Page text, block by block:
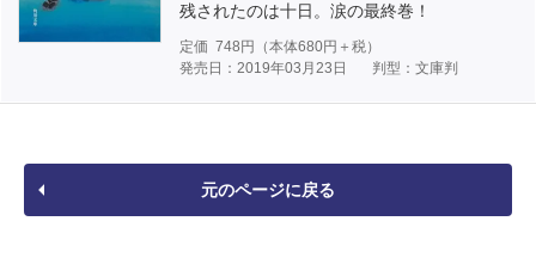
残されたのは十日。涙の最終巻！
定価 748 円（本体680円＋税）
発売日：2019年03月23日
判型：文庫判
元のページに戻る